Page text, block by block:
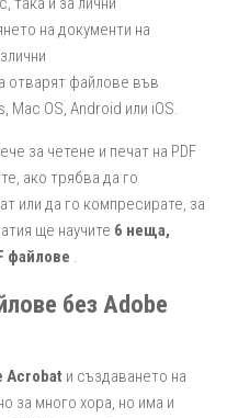
на документи на
отварят файлове във
Mac OS, Android или iOS.
за четене и печат на PDF
ако трябва да го
или да го компресирате, за
ще научите 6 неща,
файлове .
без Adobe
Acrobat и създаването на
за много хора, но има и